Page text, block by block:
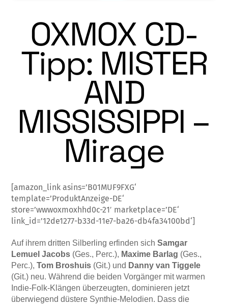
OXMOX CD-
Tipp: MISTER
AND
MISSISSIPPI –
Mirage
[amazon_link asins=’B01MUF9FXG‘
template=’ProduktAnzeige-DE‘
store=’wwwoxmoxhhd0c-21′ marketplace=’DE‘
link_id=’12de1277-b33d-11e7-ba26-db4fa34100bd‘]
Auf ihrem dritten Silberling erfinden sichSamgar
Lemuel Jacobs (Ges., Perc.), Maxi­me Barlag (Ges.,
Perc.),Tom Broshuis (Git.) und Danny van Tiggele
(Git.) neu. Während die beiden Vorgänger mit warmen
Indie-Folk-Klängen überzeugten, dominieren jetzt
überwiegend düstere Synthie-Melodien. Dass die